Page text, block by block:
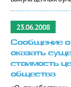
23.06.2008
Сообщение о
оказать
стоимость
общества